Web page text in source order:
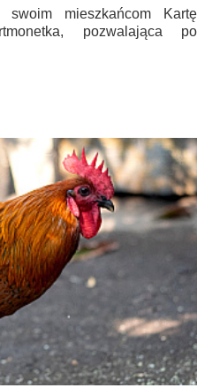
swoim mieszkańcom Kartę
pozwalająca po